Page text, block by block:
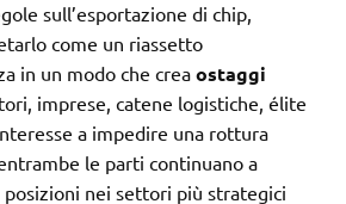
sull’esportazione di chip,
come un riassetto
in un modo che crea ostaggi
imprese, catene logistiche, élite
a impedire una rottura
le parti continuano a
nei settori più strategici